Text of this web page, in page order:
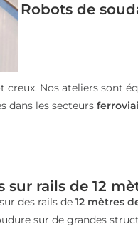
Robots de
creux. Nos ateliers sont
dans les secteurs
rails de 12
des rails de 12 mètres
sur de grandes